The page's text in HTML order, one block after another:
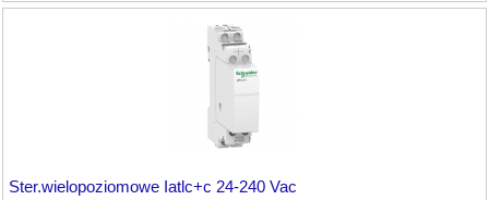
Ster.wielopoziomowe Iatlc+c 24-240 Vac